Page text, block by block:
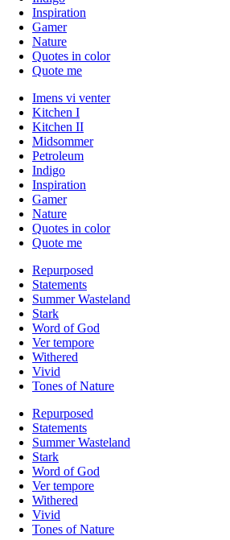
Inspiration
Gamer
Nature
Quotes in color
Quote me
Imens vi venter
Kitchen I
Kitchen II
Midsommer
Petroleum
Indigo
Inspiration
Gamer
Nature
Quotes in color
Quote me
Repurposed
Statements
Summer Wasteland
Stark
Word of God
Ver tempore
Withered
Vivid
Tones of Nature
Repurposed
Statements
Summer Wasteland
Stark
Word of God
Ver tempore
Withered
Vivid
Tones of Nature